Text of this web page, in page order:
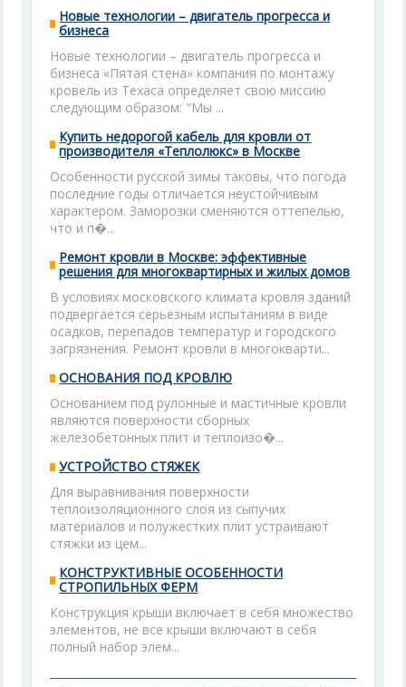
Новые технологии – двигатель прогресса и
бизнеса
Новые технологии – двигатель прогресса и
бизнеса «Пятая стена» компания по монтажу
кровель из Техаса определяет свою миссию
следующим образом: "Мы ...
Купить недорогой кабель для кровли от
производителя «Теплолюкс» в Москве
Особенности русской зимы таковы, что погода
последние годы отличается неустойчивым
характером. Заморозки сменяются оттепелью,
что и п�...
Ремонт кровли в Москве: эффективные
решения для многоквартирных и жилых домов
В условиях московского климата кровля зданий
подвергается серьезным испытаниям в виде
осадков, перепадов температур и городского
загрязнения. Ремонт кровли в многокварти...
ОСНОВАНИЯ ПОД КРОВЛЮ
Основанием под рулонные и мастичные кровли
являются поверхности сборных
железобетонных плит и теплоизо�...
УСТРОЙСТВО СТЯЖЕК
Для выравнивания поверхности
теплоизоляционного слоя из сыпучих
материалов и полужестких плит устраивают
стяжки из цем...
КОНСТРУКТИВНЫЕ ОСОБЕННОСТИ
СТРОПИЛЬНЫХ ФЕРМ
Конструкция крыши включает в себя множество
элементов, не все крыши включают в себя
полный набор элем...